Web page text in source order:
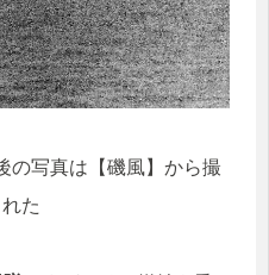
の写真は【磯風】から撮
た